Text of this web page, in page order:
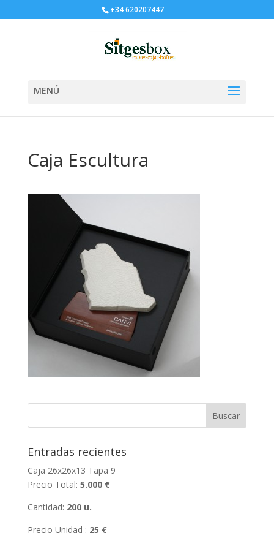
+34 620207447
Caja Escultura
Entradas recientes
Caja 26x26x13 Tapa 9
Precio Total: 5.000 €
Cantidad: 200 u.
Precio Unidad : 25 €